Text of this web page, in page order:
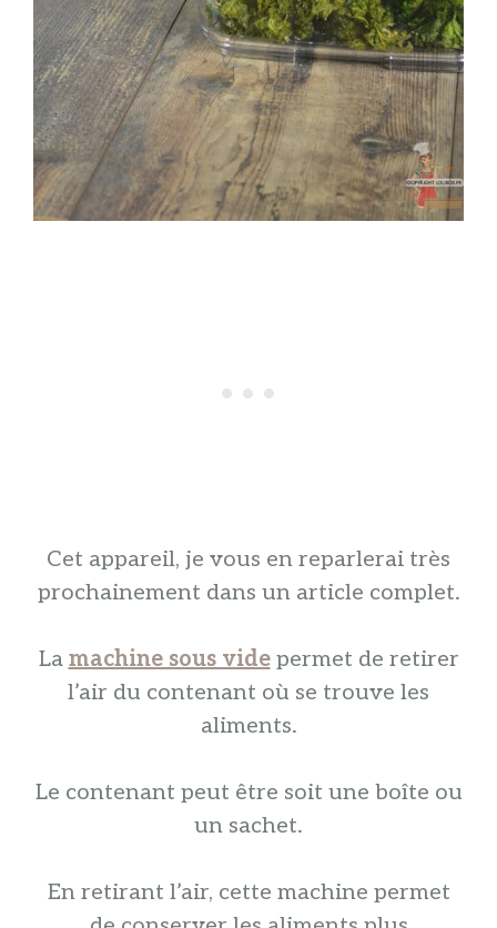
Cet appareil, je vous en reparlerai très
prochainement dans un article complet.
La machine sous videpermet de retirer
l’air du contenant où se trouve les
aliments.
Le contenant peut être soit une boîte ou
un sachet.
En retirant l’air, cette machine permet